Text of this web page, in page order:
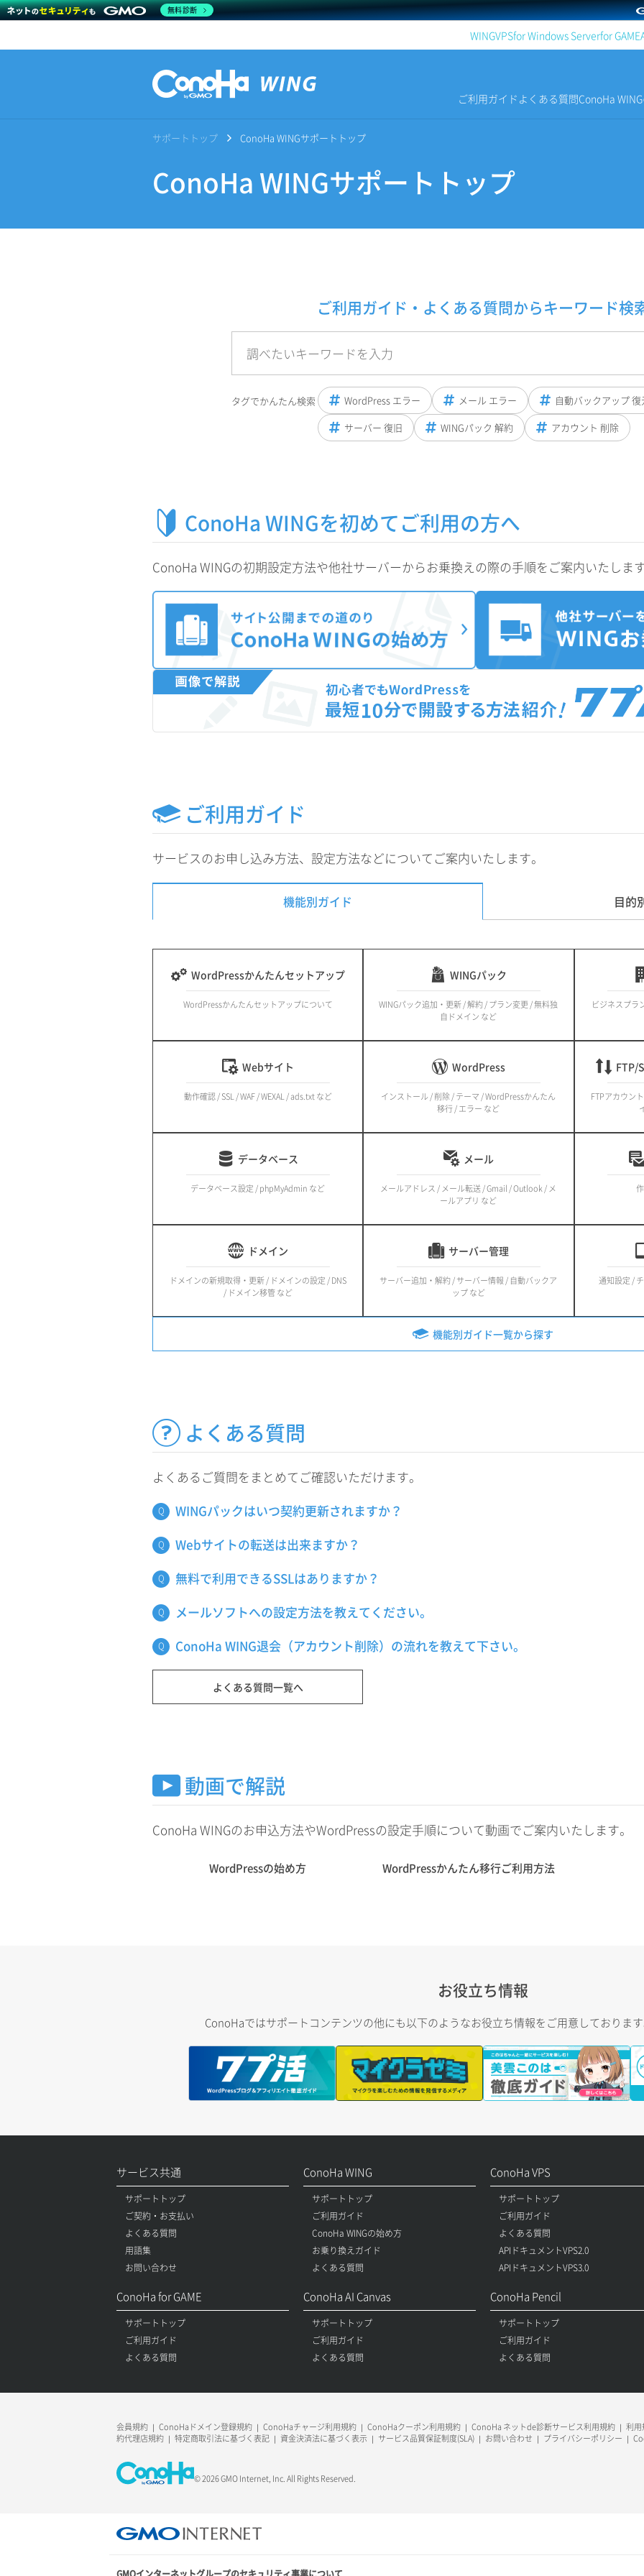
WINGVPSfor Windows Serverfor GAME
ご利用ガイド よくある質問ConoHa
サポートトップ ConoHa WINGサポートトップ
ConoHa WINGサポートトップ
ご利用ガイド・よくある質問からキーワード検
タグでかんたん検索 WordPress エラー メール エラー
自動バックアップ 復
サーバー 復旧
WINGパック 解約 アカウント 削除
ConoHa WINGを初めてご利用の方へ
ConoHa WINGの初期設定方法や他社サーバーからお乗換えの際の手順をご案内いたしま
ご利用ガイド
サービスのお申し込み方法、設定方法などについてご案内いたします。
機能別ガイド 目的
WordPressかんたんセットアップ
WordPressかんたんセットアップについて
WINGパック
WINGパック追加・更新 / 解約 / プラン変更 / 無料独
自ドメイン など
ビジネスプラ
Webサイト
動作確認 / SSL / WAF / WEXAL / ads.txt など
WordPress
インストール / 削除 / テーマ / WordPressかんたん
移行 / エラー など
FTP/
FTPアカウン
データベース
データベース設定 / phpMyAdmin など
メール
メールアドレス / メール転送 / Gmail / Outlook / メ
ールアプリ など
ドメイン
ドメインの新規取得・更新 / ドメインの設定 / DNS
/ ドメイン移管 など
サーバー管理
サーバー追加・解約 / サーバー情報 / 自動バックア
ップ など
通知設定 /
機能別ガイド一覧から探す
よくある質問
よくあるご質問をまとめてご確認いただけます。
WINGパックはいつ契約更新されますか？
Webサイトの転送は出来ますか？
無料で利用できるSSLはありますか？
メールソフトへの設定方法を教えてください。
ConoHa WING退会（アカウント削除）の流れを教えて下さい。
よくある質問一覧へ
動画で解説
ConoHa WINGのお申込方法やWordPressの設定手順について動画でご案内いたします。
WordPressの始め方 WordPressかんたん移行ご利用方法
お役立ち情報
ConoHaではサポートコンテンツの他にも以下のようなお役立ち情報をご用意しておりま
サービス共通
サポートトップ
ご契約・お支払い
よくある質問
用語集
お問い合わせ
ConoHa WING
サポートトップ
ご利用ガイド
ConoHa WINGの始め方
お乗り換えガイド
よくある質問
ConoHa VPS
サポートトップ
ご利用ガイド
よくある質問
APIドキュメントVPS2.0
APIドキュメントVPS3.0
ConoHa for GAME
サポートトップ
ご利用ガイド
よくある質問
ConoHa AI Canvas
サポートトップ
ご利用ガイド
よくある質問
ConoHa Pencil
サポートトップ
ご利用ガイド
よくある質問
会員規約 ConoHaドメイン登録規約 ConoHaチャージ利用規約 ConoHaクーポン利用規約 ConoHa ネットde診断サービス利用規約
利用
約代理店規約
特定商取引法に基づく表記 資金決済法に基づく表示 サービス品質保証制度(SLA) お問い合わせ プライバシーポリシー
© 2026 GMO Internet, Inc. All Rights Reserved.
無料診断